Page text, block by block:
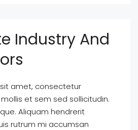
Industry And
amet, consectetur
et sem sed sollicitudin.
Aliquam hendrerit
rutrum mi accumsan